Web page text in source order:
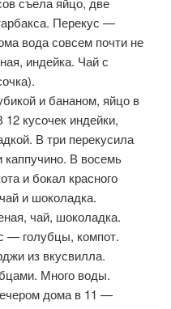
Перекус —
вода совсем почти не
индейка. Чай с
и бананом, яйцо в
кусочек индейки,
В три перекусила
каппучино. В восемь
и бокал красного
и шоколадка.
чай, шоколадка.
— голубцы, компот.
из вкусвилла.
Много воды.
дома в 11 —